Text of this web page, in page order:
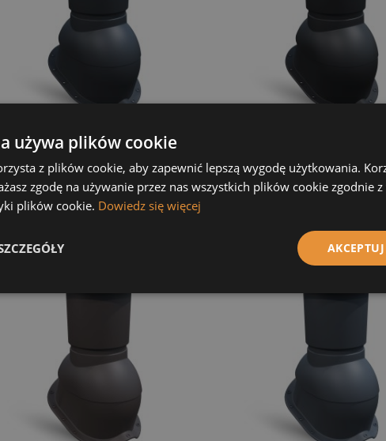
do blachodachówki
Frigge Murano 150mm
7021
zł Do koszyka
150mm 9005
119,67 zł Do
używa plików cookie
z plików cookie, aby zapewnić lepszą wygodę użytkowania.
zgodę na używanie przez nas wszystkich plików cookie zgodnie
plików cookie. Dowiedz się więcej